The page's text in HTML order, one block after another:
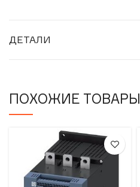
ДЕТАЛИ
ПОХОЖИЕ ТОВАРЫ